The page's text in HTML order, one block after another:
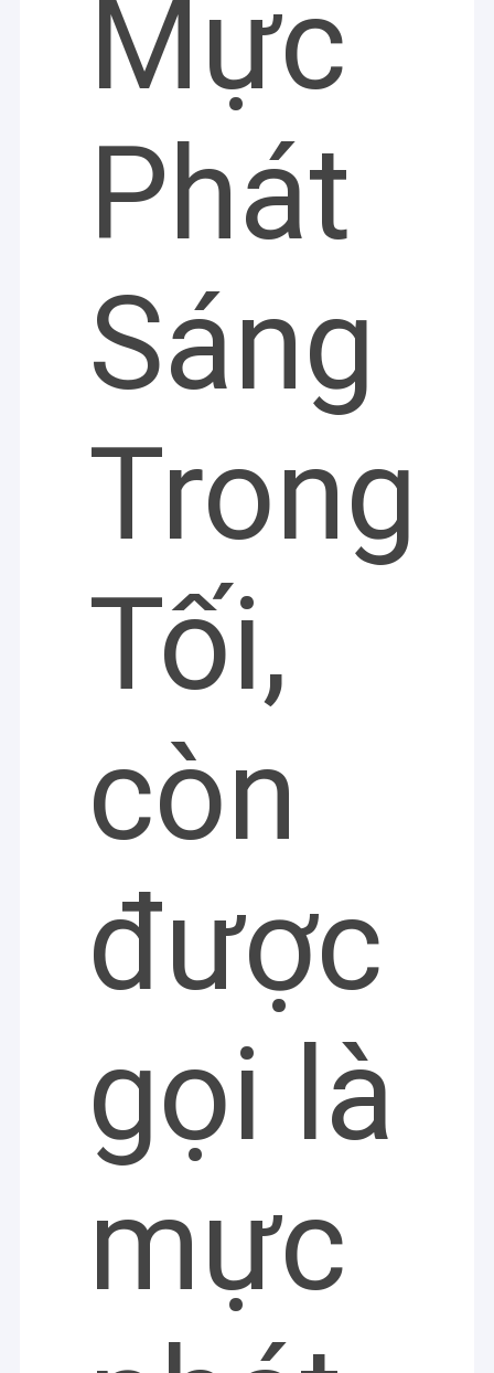
Mực
Phát
Sáng
Trong
Tối,
còn
được
gọi là
mực